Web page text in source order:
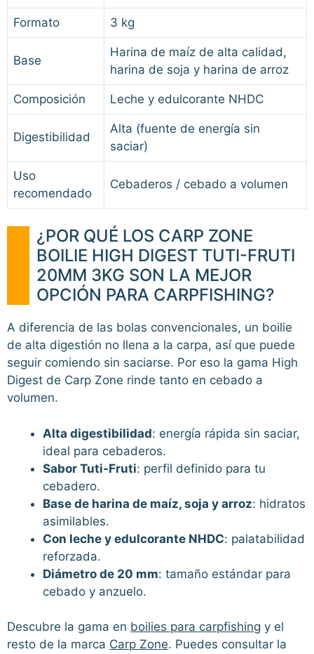
Formato 3 kg
Base
Harina de maíz de alta calidad,
harina de soja y harina de arroz
Composición Leche y edulcorante NHDC
Digestibilidad
Alta (fuente de energía sin
saciar)
Uso
recomendado
Cebaderos / cebado a volumen
¿POR QUÉ LOS CARP ZONE
BOILIE HIGH DIGEST TUTI-FRUTI
20MM 3KG SON LA MEJOR
OPCIÓN PARA CARPFISHING?
A diferencia de las bolas convencionales, un boilie
de alta digestión no llena a la carpa, así que puede
seguir comiendo sin saciarse. Por eso la gama High
Digest de Carp Zone rinde tanto en cebado a
volumen.
Alta digestibilidad: energía rápida sin saciar,
ideal para cebaderos.
Sabor Tuti-Fruti: perfil definido para tu
cebadero.
Base de harina de maíz, soja y arroz: hidratos
asimilables.
Con leche y edulcorante NHDC: palatabilidad
reforzada.
Diámetro de 20 mm: tamaño estándar para
cebado y anzuelo.
Descubre la gama en boilies para carpfishing y el
resto de la marca Carp Zone. Puedes consultar la